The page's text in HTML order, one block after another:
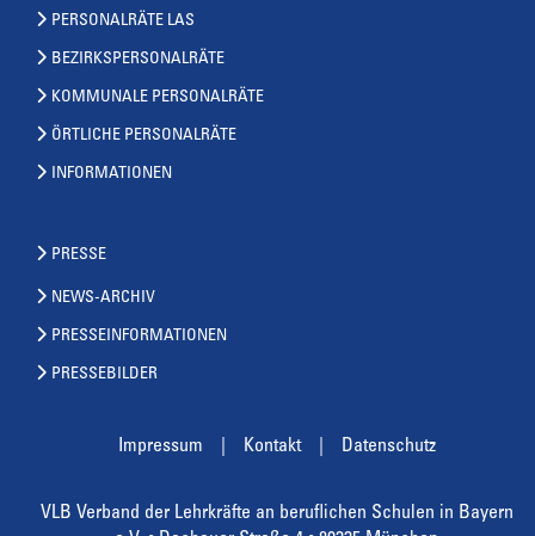
PERSONALRÄTE LAS
BEZIRKSPERSONALRÄTE
KOMMUNALE PERSONALRÄTE
ÖRTLICHE PERSONALRÄTE
INFORMATIONEN
PRESSE
NEWS-ARCHIV
PRESSEINFORMATIONEN
PRESSEBILDER
Impressum Kontakt Datenschutz
VLB Verband der Lehrkräfte an beruflichen Schulen in Bayern